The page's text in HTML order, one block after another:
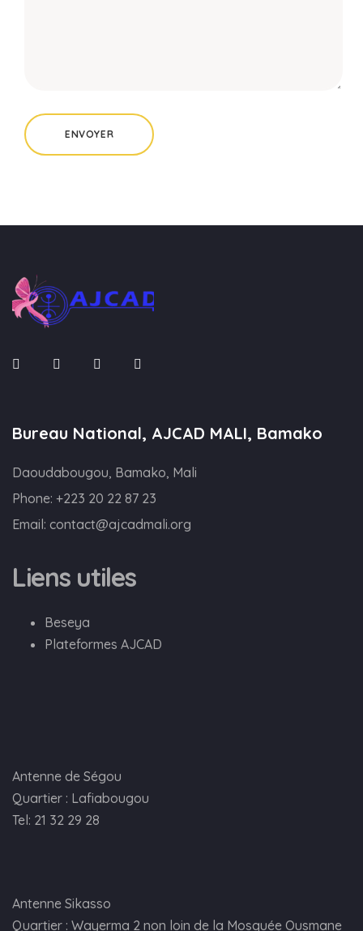
Bureau National, AJCAD MALI, Bamako
Daoudabougou, Bamako, Mali
Phone: +223 20 22 87 23
Email: contact@ajcadmali.org
Liens utiles
Beseya
Plateformes AJCAD
Antenne de Ségou
Quartier : Lafiabougou
Tel: 21 32 29 28
Antenne Sikasso
Quartier : Wayerma 2 non loin de la Mosquée Ousmane